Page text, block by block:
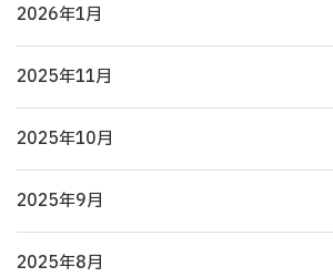
2026年1月
2025年11月
2025年10月
2025年9月
2025年8月